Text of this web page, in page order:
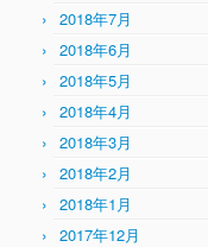
2018年7月
2018年6月
2018年5月
2018年4月
2018年3月
2018年2月
2018年1月
2017年12月